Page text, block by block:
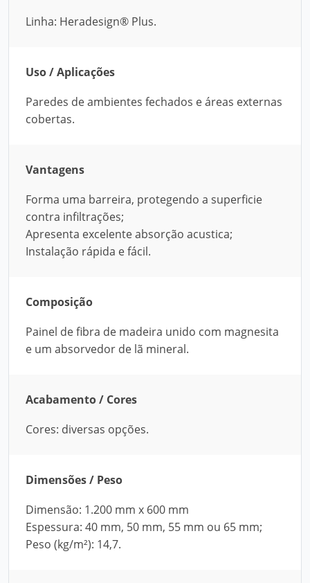
Linha: Heradesign® Plus.
Uso / Aplicações
Paredes de ambientes fechados e áreas externas
cobertas.
Vantagens
Forma uma barreira, protegendo a superficie
contra infiltrações;
Apresenta excelente absorção acustica;
Instalação rápida e fácil.
Composição
Painel de fibra de madeira unido com magnesita
e um absorvedor de lã mineral.
Acabamento / Cores
Cores: diversas opções.
Dimensões / Peso
Dimensão: 1.200 mm x 600 mm
Espessura: 40 mm, 50 mm, 55 mm ou 65 mm;
Peso (kg/m²): 14,7.